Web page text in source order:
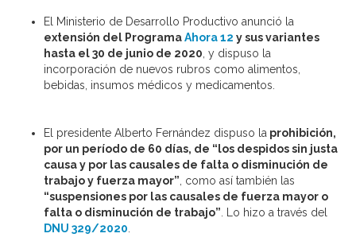
El Ministerio de Desarrollo Productivo anunció la
extensión del ProgramaAhora 12 y sus variantes
hasta el 30 de junio de 2020 , y dispuso la
incorporación de nuevos rubros como alimentos,
bebidas, insumos médicos y medicamentos.
El presidente Alberto Fernández dispuso la prohibición,
por un período de 60 días, de “los despidos sin justa
causa y por las causales de falta o disminución de
trabajo y fuerza mayor” , como así también las
“suspensiones por las causales de fuerza mayor o
falta o disminución de trabajo” . Lo hizo a través del
DNU 329/2020